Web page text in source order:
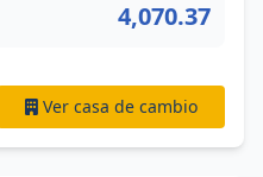
4,070.37
Ver casa de cambio